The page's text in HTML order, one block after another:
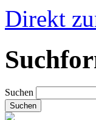
Direkt
Suchen